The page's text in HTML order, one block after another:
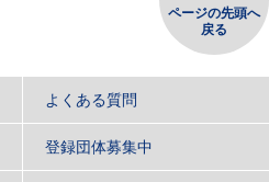
ページの先頭へ
戻る
よくある質問
登録団体募集中